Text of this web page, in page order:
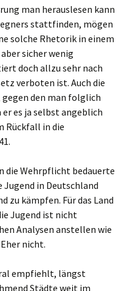
man herauslesen kann
stattfinden, mögen
solche Rhetorik in einem
sicher wenig
doch allzu sehr nach
verboten ist. Auch die
gegen den man folglich
es ja selbst angeblich
Rückfall in die
die Wehrpflicht bedauerte
Jugend in Deutschland
zu kämpfen. Für das Land
Jugend ist nicht
Analysen anstellen wie
nicht.
empfiehlt, längst
Städte weit im